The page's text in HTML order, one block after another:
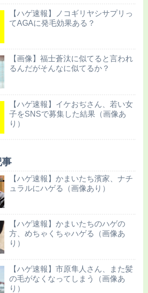
【ハゲ速報】ノコギリヤシサプリっ
てAGAに発毛効果ある？
【画像】福士蒼汰に似てると言われ
るんだがそんなに似てるか？
【ハゲ速報】イケおぢさん、若い女
子をSNSで募集した結果（画像あ
り）
事
【ハゲ速報】かまいたち濱家、ナチ
ュラルにハゲる（画像あり）
【ハゲ速報】かまいたちのハゲの
方、めちゃくちゃハゲる（画像あ
り）
【ハゲ速報】市原隼人さん、また髪
の毛がなくなってしまう（画像あ
り）